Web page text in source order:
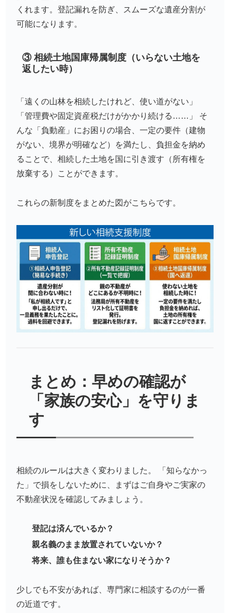
くれます。登記漏れを防ぎ、スムーズな遺産分割が
可能になります。
③ 相続土地国庫帰属制度（いらない土地を
返したい時）
「遠くの山林を相続したけれど、使い道がない」
「管理費や固定資産税だけがかかり続ける……」 そ
んな「負動産」にお困りの場合、一定の要件（建物
がない、境界が明確など）を満たし、負担金を納め
ることで、相続した土地を国に引き渡す（所有権を
放棄する）ことができます。
これらの新制度をまとめた図がこちらです。
まとめ：早めの確認が
「家族の安心」を守りま
す
相続のルールは大きく変わりました。 「知らなかっ
た」で損をしないために、まずはご自身やご実家の
不動産状況を確認してみましょう。
登記は済んでいるか？
親名義のまま放置されていないか？
将来、誰も住まない家になりそうか？
少しでも不安があれば、専門家に相談するのが一番
の近道です。